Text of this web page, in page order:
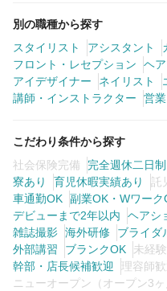
別の職種から探す
スタイリスト
アシスタント
フロント・レセプション
ヘ
アイデザイナー
ネイリスト
講師・インストラクター
営
こだわり条件から探す
社会保険完備
完全週休二日制
寮あり
育児休暇実績あり 託
車通勤OK 副業OK・Wワーク
デビューまで2年以内
ヘアシ
雑誌撮影 海外研修 ブライダ
外部講習
ブランクOK 未経
幹部・店長候補歓迎
理容師
ニューオープン（オープン3ヶ